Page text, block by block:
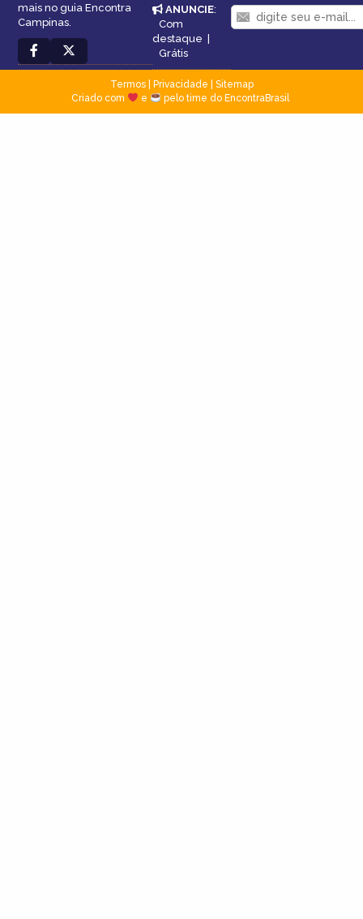
mais no guia Encontra
Campinas.
ANUNCIE:
Com
destaque |
Grátis
Termos| Privacidade
Sitemap
Criado com
e pelo time do EncontraBrasil